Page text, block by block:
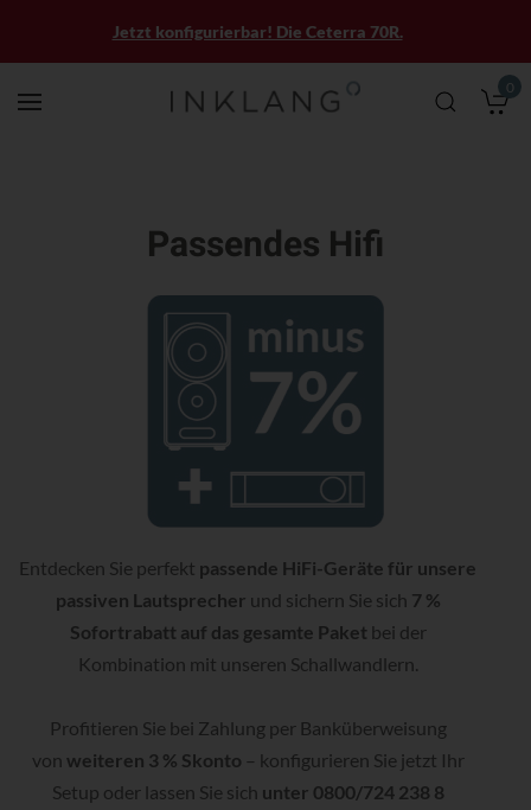
0
Jetzt konfigurierbar! Die Ceterra 70R.
Passendes Hifi
Entdecken Sie perfekt passende HiFi-Geräte für unsere
passiven Lautsprecher und sichern Sie sich 7 %
Sofortrabatt auf das gesamte Paket bei der
Kombination mit unseren Schallwandlern.
Profitieren Sie bei Zahlung per Banküberweisung
von weiteren 3 % Skonto – konfigurieren Sie jetzt Ihr
Setup oder lassen Sie sich unter 0800/724 238 8